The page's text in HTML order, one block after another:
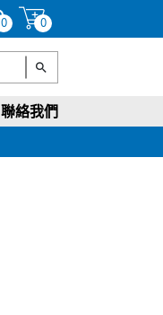
0 0
聯絡我們